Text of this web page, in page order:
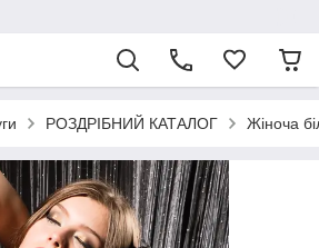
РОЗДРІБНИЙ КАТАЛОГ Жіноча